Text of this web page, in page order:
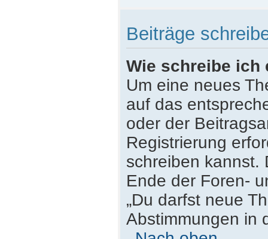
Beiträge
Wie schreibe ich
Um eine neues
auf das
oder der
Registrierung
schreiben kannst.
Ende der Foren-
„Du darfst neue
Abstimmungen in